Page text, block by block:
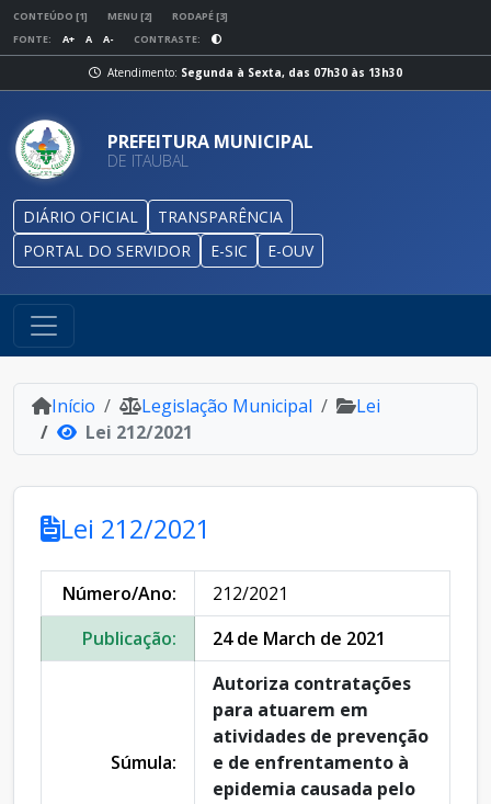
CONTEÚDO [1] MENU [2]
RODAPÉ [3]
FONTE:
A+ A A- CONTRASTE:
Atendimento: Segunda à Sexta, das 07h30 às 13h30
PREFEITURA MUNICIPAL
DE ITAUBAL
DIÁRIO OFICIAL
TRANSPARÊNCIA
PORTAL DO SERVIDOR
E-SIC E-OUV
Início Legislação Municipal
Lei
Lei 212/2021
Lei 212/2021
Número/Ano:
212/2021
Publicação:
24 de March de 2021
Súmula:
Autoriza contratações
para atuarem em
atividades de prevenção
e de enfrentamento à
epidemia causada pelo